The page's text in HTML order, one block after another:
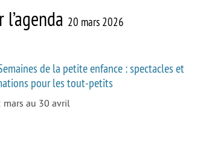
l’agenda 20 mars 2026
de la petite enfance : spectacles et
pour les tout-petits
mars au 30 avril